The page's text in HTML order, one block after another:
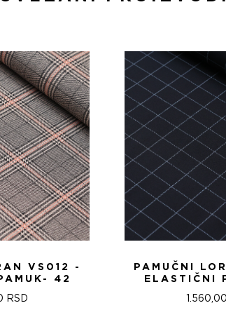
VS012 -
42
RSD
PAMUČNI
ELASTIČNI
1.560,00